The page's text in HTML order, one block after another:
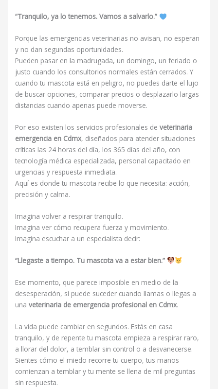
“Tranquilo, ya lo tenemos. Vamos a salvarlo.”
Porque las emergencias veterinarias no avisan, no esperan
y no dan segundas oportunidades.
Pueden pasar en la madrugada, un domingo, un feriado o
justo cuando los consultorios normales están cerrados. Y
cuando tu mascota está en peligro, no puedes darte el lujo
de buscar opciones, comparar precios o desplazarlo largas
distancias cuando apenas puede moverse.
Por eso existen los servicios profesionales deveterinaria
emergencia en Cdmx, diseñados para atender situaciones
críticas las 24 horas del día, los 365 días del año, con
tecnología médica especializada, personal capacitado en
urgencias y respuesta inmediata.
Aquí es donde tu mascota recibe lo que necesita: acción,
precisión y calma.
Imagina volver a respirar tranquilo.
Imagina ver cómo recupera fuerza y movimiento.
Imagina escuchar a un especialista decir:
“Llegaste a tiempo. Tu mascota va a estar bien.”
Ese momento, que parece imposible en medio de la
desesperación, sí puede suceder cuando llamas o llegas a
unaveterinaria de emergencia profesional en Cdmx.
La vida puede cambiar en segundos. Estás en casa
tranquilo, y de repente tu mascota empieza a respirar raro,
a llorar del dolor, a temblar sin control o a desvanecerse.
Sientes cómo el miedo recorre tu cuerpo, tus manos
comienzan a temblar y tu mente se llena de mil preguntas
sin respuesta.